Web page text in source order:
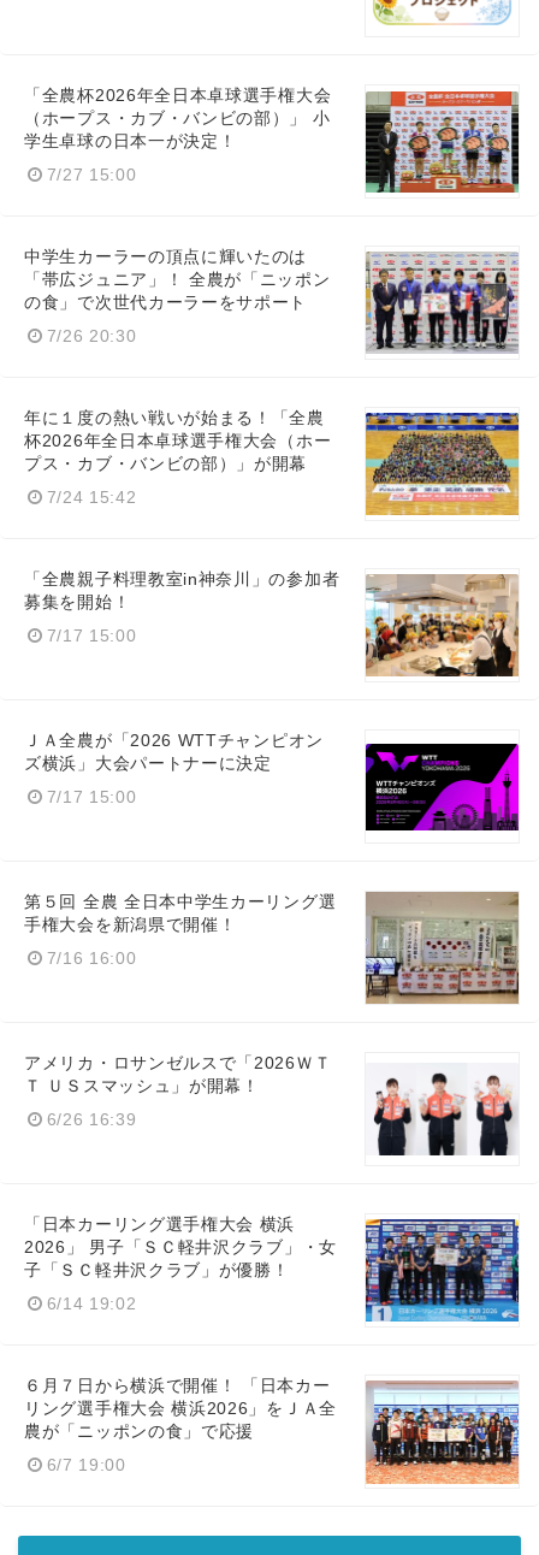
「全農杯2026年全日本卓球選手権大会
（ホープス・カブ・バンビの部）」 小
学生卓球の日本一が決定！
7/27 15:00
中学生カーラーの頂点に輝いたのは
「帯広ジュニア」！ 全農が「ニッポン
の食」で次世代カーラーをサポート
7/26 20:30
年に１度の熱い戦いが始まる！「全農
杯2026年全日本卓球選手権大会（ホー
プス・カブ・バンビの部）」が開幕
7/24 15:42
「全農親子料理教室in神奈川」の参加者
募集を開始！
7/17 15:00
ＪＡ全農が「2026 WTTチャンピオン
ズ横浜」大会パートナーに決定
7/17 15:00
第５回 全農 全日本中学生カーリング選
手権大会を新潟県で開催！
7/16 16:00
アメリカ・ロサンゼルスで「2026ＷＴ
Ｔ ＵＳスマッシュ」が開幕！
6/26 16:39
「日本カーリング選手権大会 横浜
2026」 男子「ＳＣ軽井沢クラブ」・女
子「ＳＣ軽井沢クラブ」が優勝！
6/14 19:02
６月７日から横浜で開催！ 「日本カー
リング選手権大会 横浜2026」をＪＡ全
農が「ニッポンの食」で応援
6/7 19:00
Japanese
English